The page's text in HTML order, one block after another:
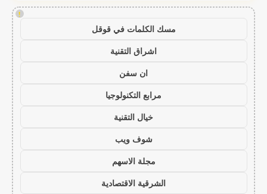
!
مسك الكلمات في قوقل
اشراق التقنية
ان سفن
مرابع التكنولوجيا
خيال التقنية
شوف ويب
مجلة الاسهم
الشرقية الاقتصادية